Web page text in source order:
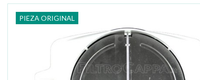
PIEZA ORIGINAL